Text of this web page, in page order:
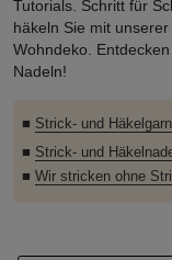
Tutorials. Schritt für
häkeln Sie mit
Wohndeko.
Nadeln!
■ Strick- und
■ Strick- und
■ Wir stricken ohne